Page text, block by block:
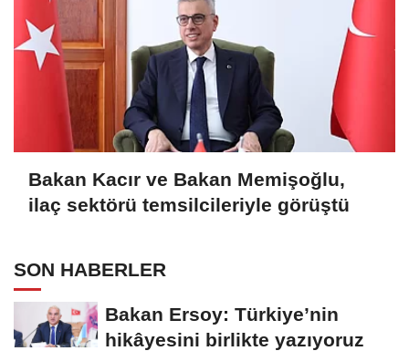
Bakan Kacır ve Bakan Memişoğlu,
ilaç sektörü temsilcileriyle görüştü
SON HABERLER
Bakan Ersoy: Türkiye’nin
hikâyesini birlikte yazıyoruz